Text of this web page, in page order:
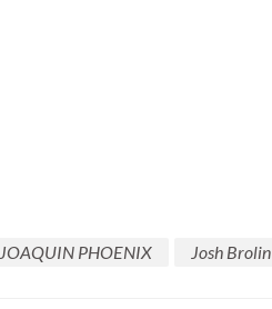
JOAQUIN PHOENIX
Josh Brolin